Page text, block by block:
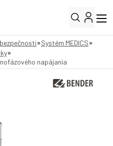
»Systém MEDICS»
»
napájania